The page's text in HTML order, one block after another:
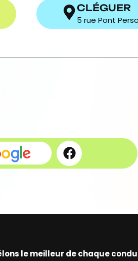
CLÉGUER
5 rue Pont
le meilleur de chaque